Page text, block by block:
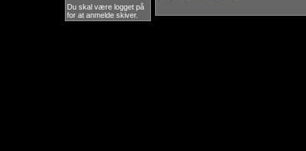
Du skal være logget på
for at anmelde skiver.